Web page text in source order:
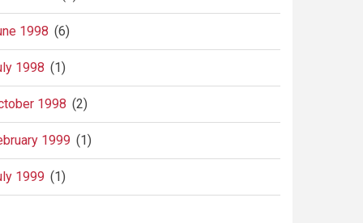
1998 (6)
1998 (1)
1998 (2)
1999 (1)
1999 (1)